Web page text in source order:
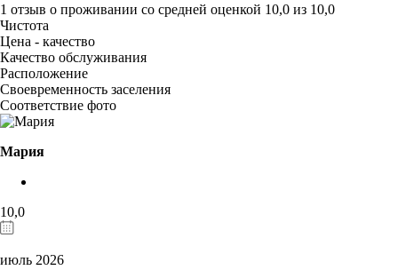
1 отзыв о проживании со средней оценкой 10,0 из 10,0
Чистота
Цена - качество
Качество обслуживания
Расположение
Своевременность заселения
Соответствие фото
Мария
10,0
июль 2026